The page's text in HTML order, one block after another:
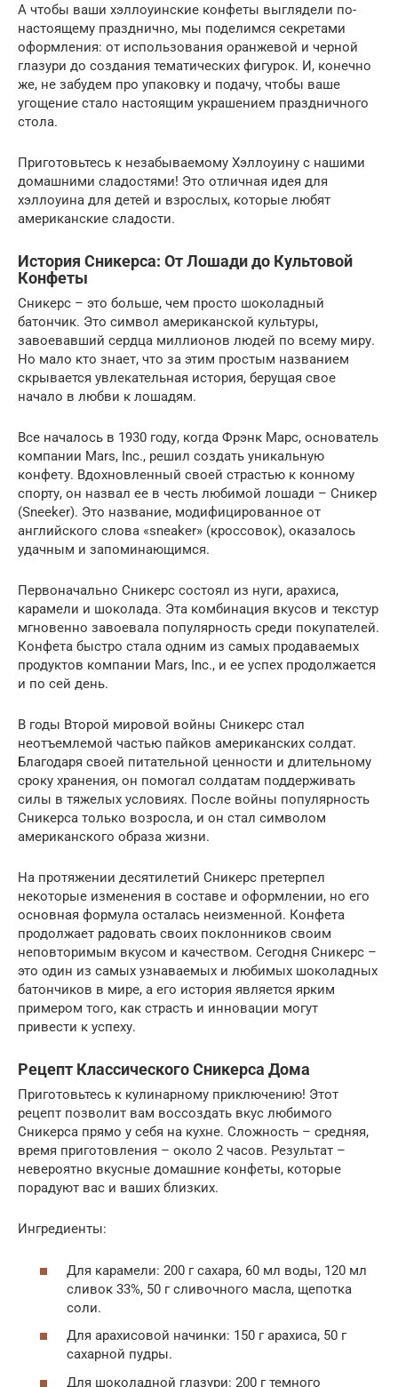
А чтобы ваши хэллоуинские конфеты выглядели по-
настоящему празднично, мы поделимся секретами
оформления: от использования оранжевой и черной
глазури до создания тематических фигурок. И, конечно
же, не забудем про упаковку и подачу, чтобы ваше
угощение стало настоящим украшением праздничного
стола.
Приготовьтесь к незабываемому Хэллоуину с нашими
домашними сладостями! Это отличная идея для
хэллоуина для детей и взрослых, которые любят
американские сладости.
История Сникерса: От Лошади до Культовой
Конфеты
Сникерс – это больше, чем просто шоколадный
батончик. Это символ американской культуры,
завоевавший сердца миллионов людей по всему миру.
Но мало кто знает, что за этим простым названием
скрывается увлекательная история, берущая свое
начало в любви к лошадям.
Все началось в 1930 году, когда Фрэнк Марс, основатель
компании Mars, Inc., решил создать уникальную
конфету. Вдохновленный своей страстью к конному
спорту, он назвал ее в честь любимой лошади – Сникер
(Sneeker). Это название, модифицированное от
английского слова «sneaker» (кроссовок), оказалось
удачным и запоминающимся.
Первоначально Сникерс состоял из нуги, арахиса,
карамели и шоколада. Эта комбинация вкусов и текстур
мгновенно завоевала популярность среди покупателей.
Конфета быстро стала одним из самых продаваемых
продуктов компании Mars, Inc., и ее успех продолжается
и по сей день.
В годы Второй мировой войны Сникерс стал
неотъемлемой частью пайков американских солдат.
Благодаря своей питательной ценности и длительному
сроку хранения, он помогал солдатам поддерживать
силы в тяжелых условиях. После войны популярность
Сникерса только возросла, и он стал символом
американского образа жизни.
На протяжении десятилетий Сникерс претерпел
некоторые изменения в составе и оформлении, но его
основная формула осталась неизменной. Конфета
продолжает радовать своих поклонников своим
неповторимым вкусом и качеством. Сегодня Сникерс –
это один из самых узнаваемых и любимых шоколадных
батончиков в мире, а его история является ярким
примером того, как страсть и инновации могут
привести к успеху.
Рецепт Классического Сникерса Дома
Приготовьтесь к кулинарному приключению! Этот
рецепт позволит вам воссоздать вкус любимого
Сникерса прямо у себя на кухне. Сложность – средняя,
время приготовления – около 2 часов. Результат –
невероятно вкусные домашние конфеты, которые
порадуют вас и ваших близких.
Ингредиенты:
Для карамели: 200 г сахара, 60 мл воды, 120 мл
сливок 33%, 50 г сливочного масла, щепотка
соли.
Для арахисовой начинки: 150 г арахиса, 50 г
сахарной пудры.
Для шоколадной глазури: 200 г темного